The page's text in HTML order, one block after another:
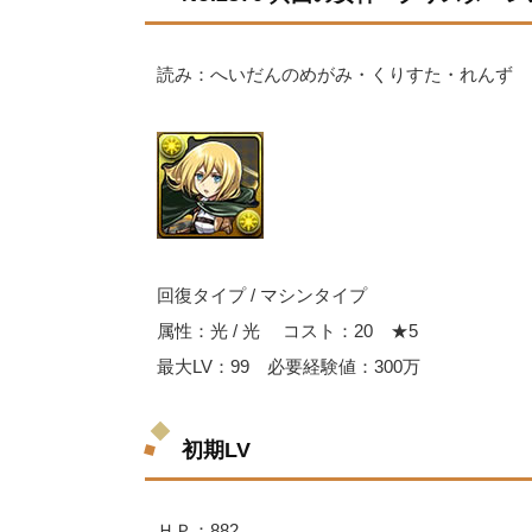
読み：へいだんのめがみ・くりすた・れんず
回復タイプ / マシンタイプ
属性：光 / 光 コスト：20 ★5
最大LV：99 必要経験値：300万
初期LV